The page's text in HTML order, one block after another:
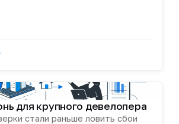
для крупного девелопера
стали раньше ловить сбои